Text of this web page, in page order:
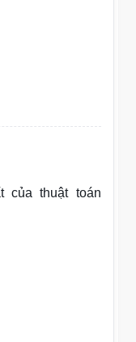
của thuật toán